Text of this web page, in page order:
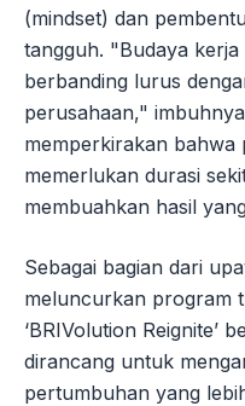
(mindset) dan
tangguh. "Budaya
berbanding lurus
perusahaan,"
memperkirakan bahwa
memerlukan durasi
membuahkan hasil
Sebagai bagian dari
meluncurkan program
‘BRIVolution Reignite’
dirancang untuk
pertumbuhan yang